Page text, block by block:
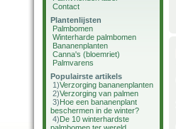
Contact
Plantenlijsten
Palmbomen
Winterharde palmbomen
Bananenplanten
Canna's (bloemriet)
Palmvarens
Populairste artikels
1)Verzorging bananenplanten
2)Verzorging van palmen
3)Hoe een bananenplant
beschermen in de winter?
4)De 10 winterhardste